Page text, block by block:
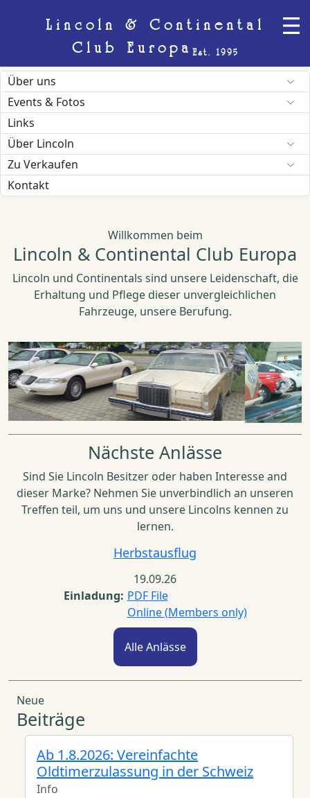
Lincoln & Continental
Club Europa Est. 1995
Über uns
Events & Fotos
Links
Über Lincoln
Zu Verkaufen
Kontakt
Willkommen beim
Lincoln & Continental Club Europa
Lincoln und Continentals sind unsere Leidenschaft, die
Erhaltung und Pflege dieser unvergleichlichen
Fahrzeuge, unsere Berufung.
Previous Next
Nächste Anlässe
Sind Sie Lincoln Besitzer oder haben Interesse and
dieser Marke? Nehmen Sie unverbindlich an unseren
Treffen teil, um uns und unsere Lincolns kennen zu
lernen.
Herbstausflug
19.09.26
Einladung: PDF File
Online (Members only)
Alle Anlässe
Neue
Beiträge
Ab 1.8.2026: Vereinfachte
Oldtimerzulassung in der Schweiz
Info